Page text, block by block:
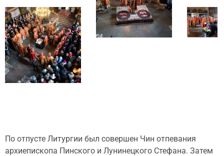
По отпусте Литургии был совершен Чин отпевания
архиепископа Пинского и Лунинецкого Стефана. Затем